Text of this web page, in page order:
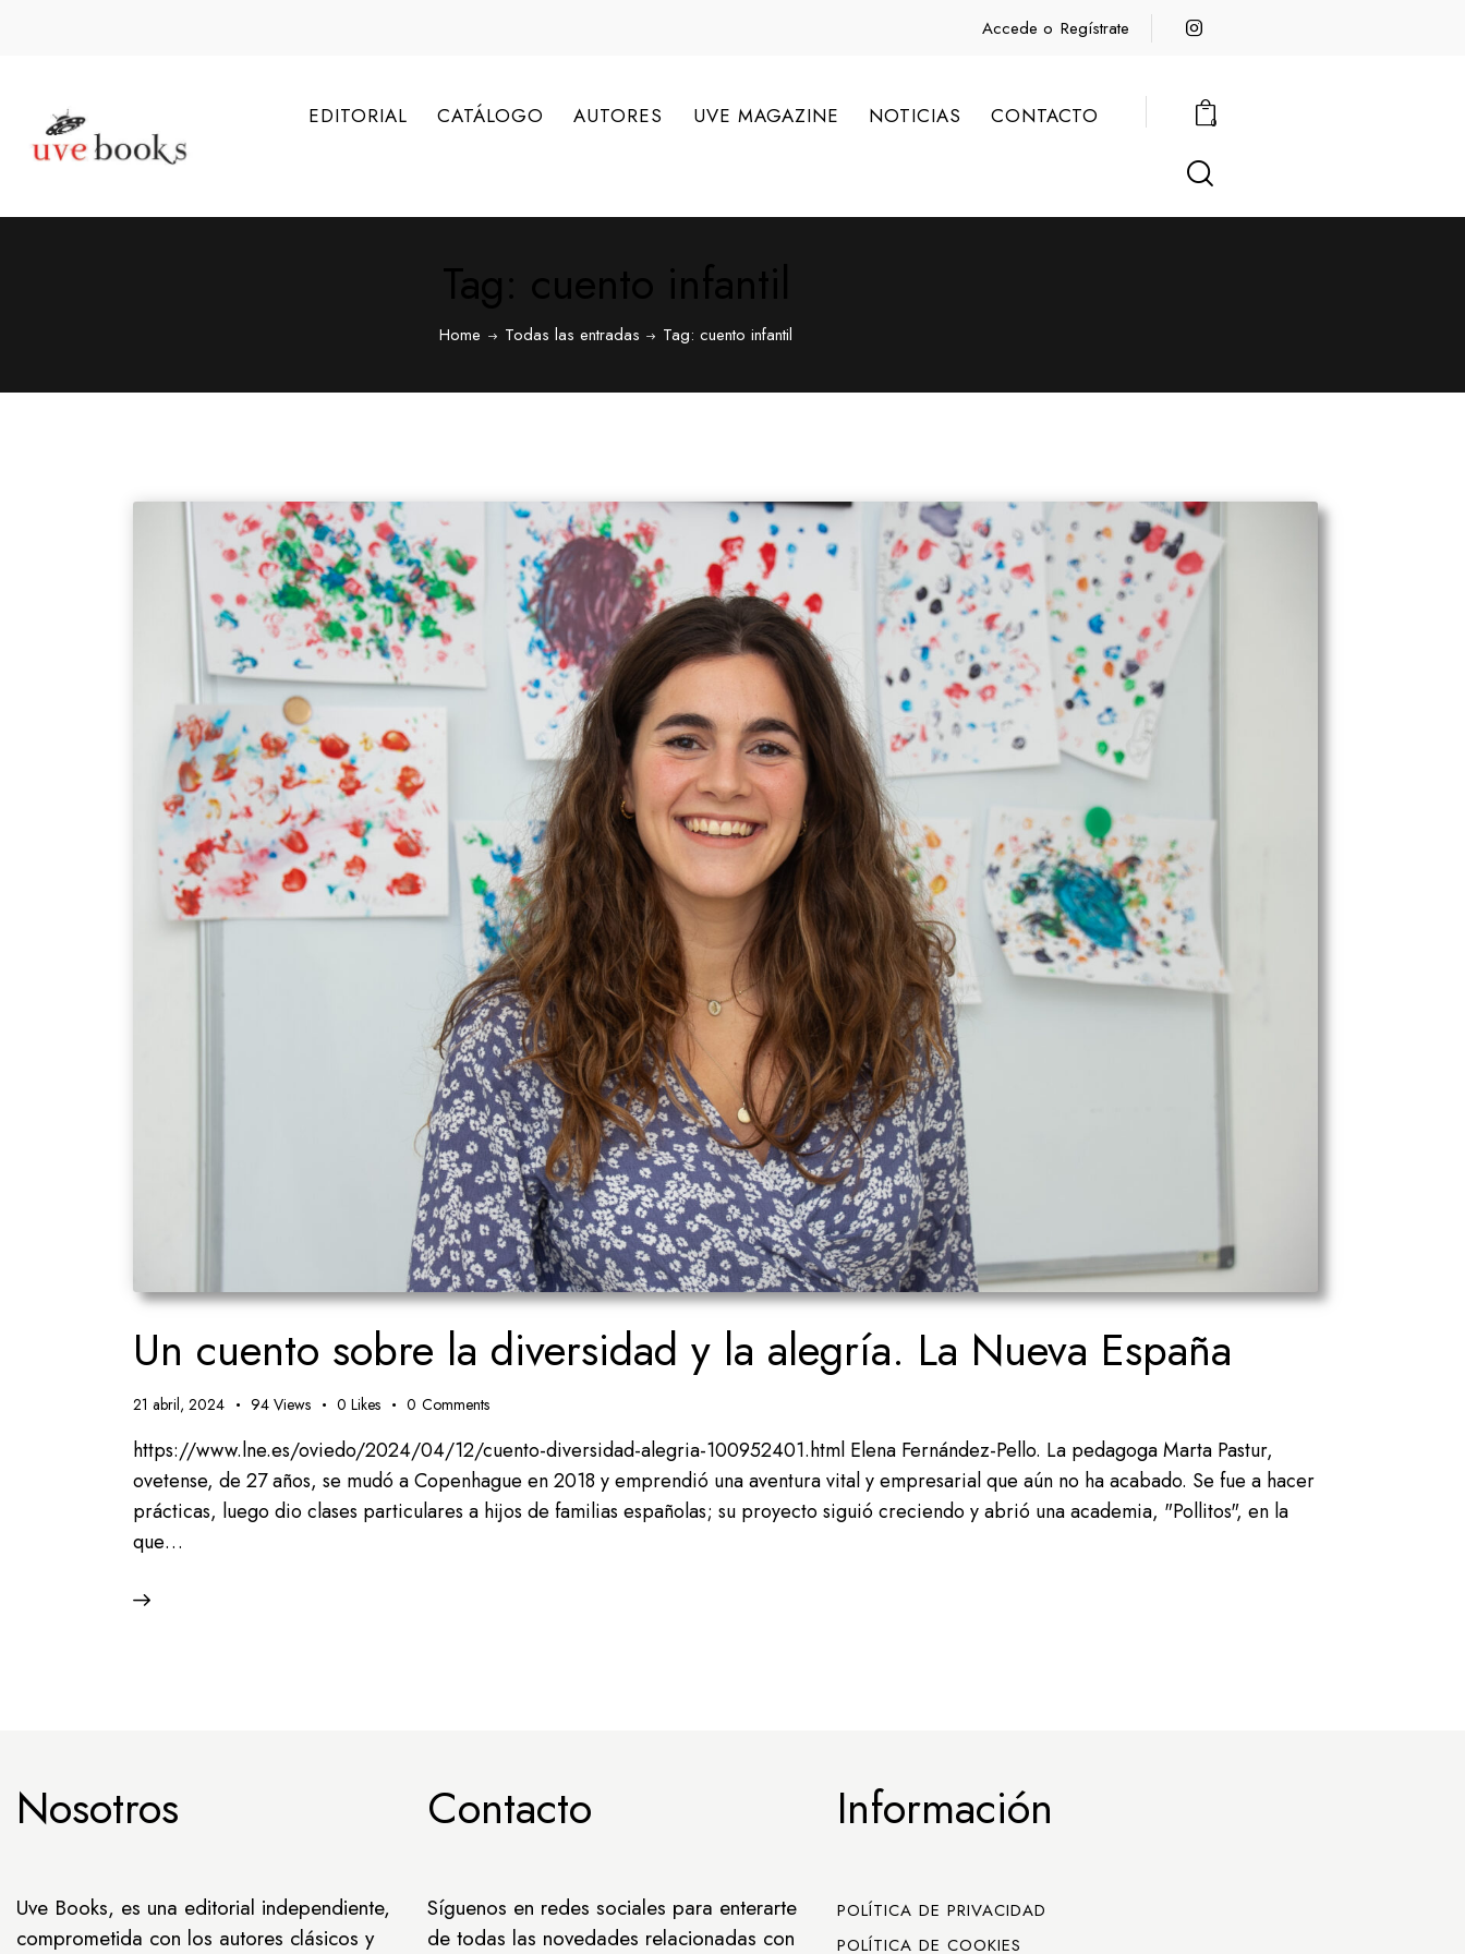
Accede o Regístrate
EDITORIAL CATÁLOGO AUTORES UVE MAGAZINE NOTICIAS CONTACTO 0
Home Todas las entradas Tag: cuento infantil
Un cuento sobre la diversidad y la alegría. La Nueva España
21 abril, 2024 94 Views 0 Likes 0 Comments
https://www.lne.es/oviedo/2024/04/12/cuento-diversidad-alegria-100952401.html Elena Fernández-Pello. La pedagoga Marta Pastur,
ovetense, de 27 años, se mudó a Copenhague en 2018 y emprendió una aventura vital y empresarial que aún no ha acabado. Se fue a hacer
prácticas, luego dio clases particulares a hijos de familias españolas; su proyecto siguió creciendo y abrió una academia, "Pollitos", en la
que…
Nosotros
Uve Books, es una editorial independiente,
comprometida con los autores clásicos y
Contacto
Síguenos en redes sociales para enterarte
de todas las novedades relacionadas con
Información
POLÍTICA DE PRIVACIDAD
POLÍTICA DE COOKIES